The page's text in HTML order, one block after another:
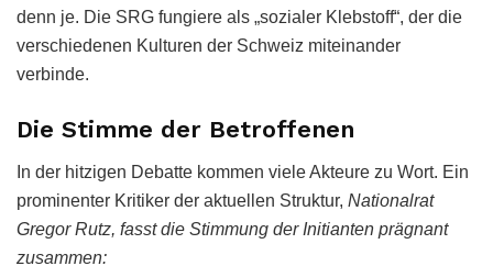
denn je. Die SRG fungiere als „sozialer Klebstoff“, der die
verschiedenen Kulturen der Schweiz miteinander
verbinde.
Die Stimme der Betroffenen
In der hitzigen Debatte kommen viele Akteure zu Wort. Ein
prominenter Kritiker der aktuellen Struktur, Nationalrat
Gregor Rutz, fasst die Stimmung der Initianten prägnant
zusammen: